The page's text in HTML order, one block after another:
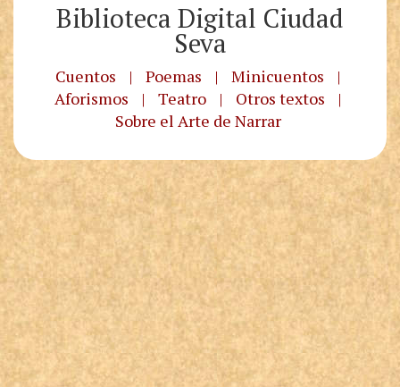
Biblioteca Digital Ciudad
Seva
Cuentos | Poemas | Minicuentos
|
Aforismos
| Teatro | Otros textos
|
Sobre el Arte de Narrar